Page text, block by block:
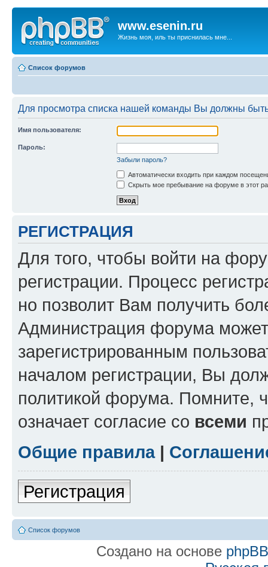
www.esenin.ru
Жизнь моя, иль ты приснилась мне...
Список форумов
Для просмотра списка нашей команды Вы должны
Имя пользователя:
Пароль:
Забыли пароль?
Автоматически входить при каждом
Скрыть мое пребывание на форуме в этот
РЕГИСТРАЦИЯ
Для того, чтобы войти на
регистрации. Процесс
но позволит Вам получить
Администрация форума может
зарегистрированным
началом регистрации, Вы
политикой форума. Помните,
означает согласие со всеми
Общие правила|
Регистрация
Список форумов
Создано на основе phpBB